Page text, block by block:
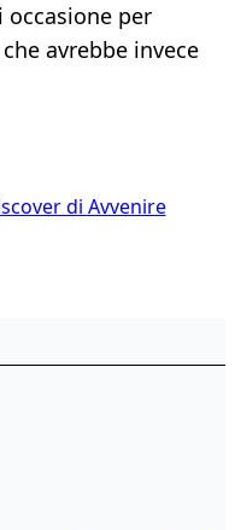
per
avrebbe invece
di Avvenire